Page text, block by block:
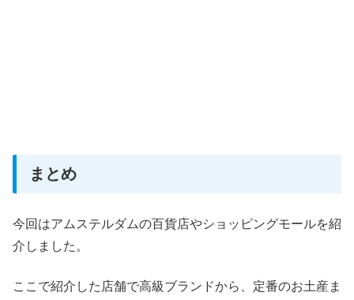
まとめ
今回はアムステルダムの百貨店やショッピングモールを紹
介しました。
ここで紹介した店舗で高級ブランドから、定番のお土産ま